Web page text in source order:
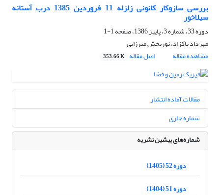
بررسی سازوکار کانونی زلزله‌ 11 فروردین 1385 درب آستانه
سیلاخور
دوره 33، شماره 3، پاییز 1386، صفحه
1-1
مهرداد پاکزاد، نوربخش میرزایی
مشاهده مقاله
اصل مقاله 353.66 K
مقالات آماده انتشار
شماره جاری
شماره‌های پیشین نشریه
دوره 52 (1405)
دوره 51 (1404)